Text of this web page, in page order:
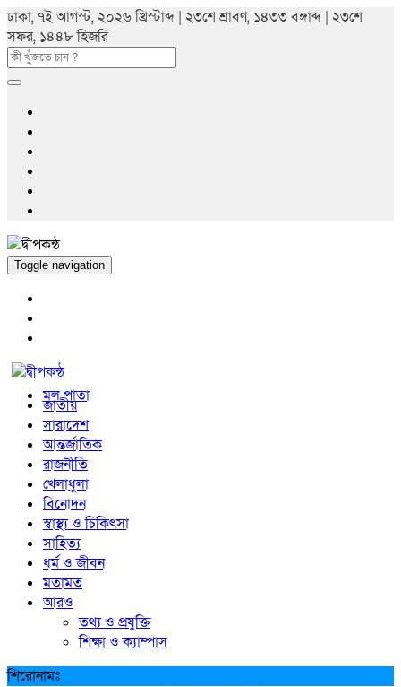
ঢাকা, ৭ই আগস্ট, ২০২৬ খ্রিস্টাব্দ | ২৩শে শ্রাবণ, ১৪৩৩ বঙ্গাব্দ | ২৩শে
সফর, ১৪৪৮ হিজরি
Toggle navigation
মুল পাতা
জাতীয়
সারাদেশ
আন্তর্জাতিক
রাজনীতি
খেলাধুলা
বিনোদন
স্বাস্থ্য ও চিকিৎসা
সাহিত্য
ধর্ম ও জীবন
মতামত
আরও
তথ্য ও প্রযুক্তি
শিক্ষা ও ক্যাম্পাস
শিরোনামঃ